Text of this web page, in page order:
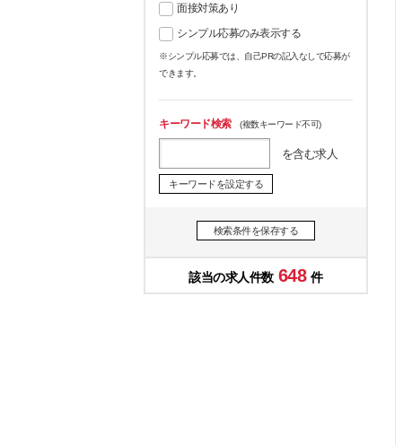
面接対策あり
シンプル応募のみ表示する
※シンプル応募では、自己PRの記入なしで応募が
できます。
キーワード検索(複数キーワード不可)
を含む求人
キーワードを設定する
検索条件を保存する
648